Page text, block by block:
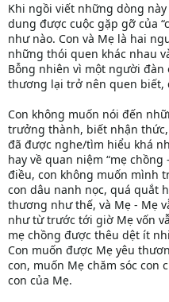
Khi ngồi viết những dòng
dung được cuộc gặp gỡ của
như nào. Con và Mẹ là hai
những thói quen khác nhau
Bỗng nhiên vì một người
thương lại trở nên quen biết,
Con không muốn nói đến
trưởng thành, biết nhận
đã được nghe/tìm hiểu khá
hay về quan niệm “mẹ
điều, con không muốn mình
con dâu nanh nọc, quá quắt
thương như thế, và Mẹ - Mẹ
như từ trước tới giờ Mẹ vốn
mẹ chồng được thêu dệt ít
Con muốn được Mẹ yêu
con, muốn Mẹ chăm sóc con
con của Mẹ.